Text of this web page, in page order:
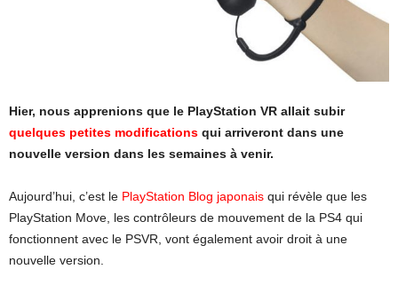
Hier, nous apprenions que le PlayStation VR allait subir
quelques petites modifications qui arriveront dans une
nouvelle version dans les semaines à venir.
Aujourd’hui, c’est le PlayStation Blog japonais qui révèle que les
PlayStation Move, les contrôleurs de mouvement de la PS4 qui
fonctionnent avec le PSVR, vont également avoir droit à une
nouvelle version.